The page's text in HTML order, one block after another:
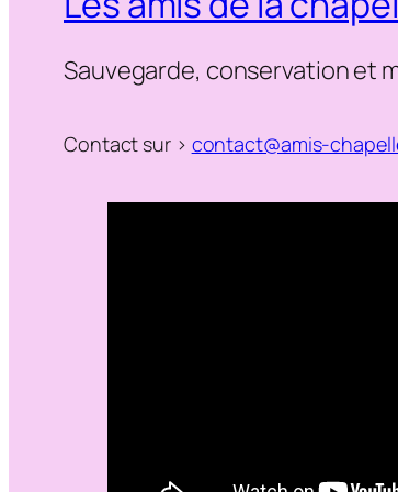
Sauvegarde, conservation et
Contact sur > contact@amis-